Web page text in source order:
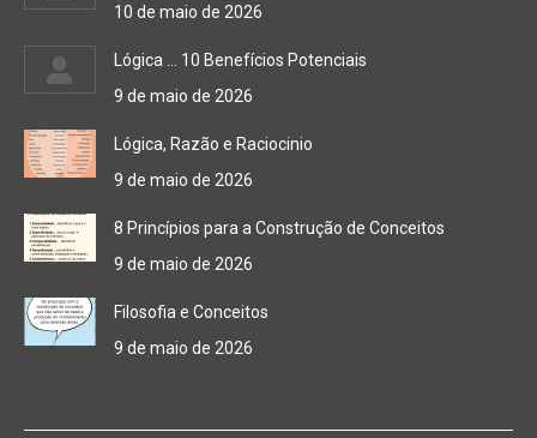
10 de maio de 2026
Lógica … 10 Benefícios Potenciais
9 de maio de 2026
Lógica, Razão e Raciocinio
9 de maio de 2026
8 Princípios para a Construção de Conceitos
9 de maio de 2026
Filosofia e Conceitos
9 de maio de 2026